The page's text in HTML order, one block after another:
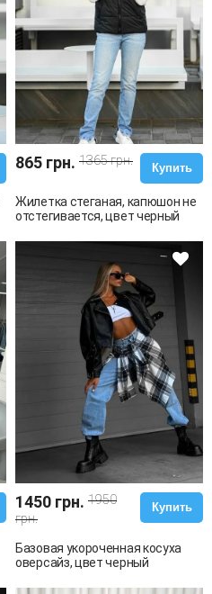
865 грн. 1365 грн.
Купить
Жилетка стеганая, капюшон не
отстегивается, цвет черный
1450 грн. 1950
грн.
Купить
Базовая укороченная косуха
оверсайз, цвет черный